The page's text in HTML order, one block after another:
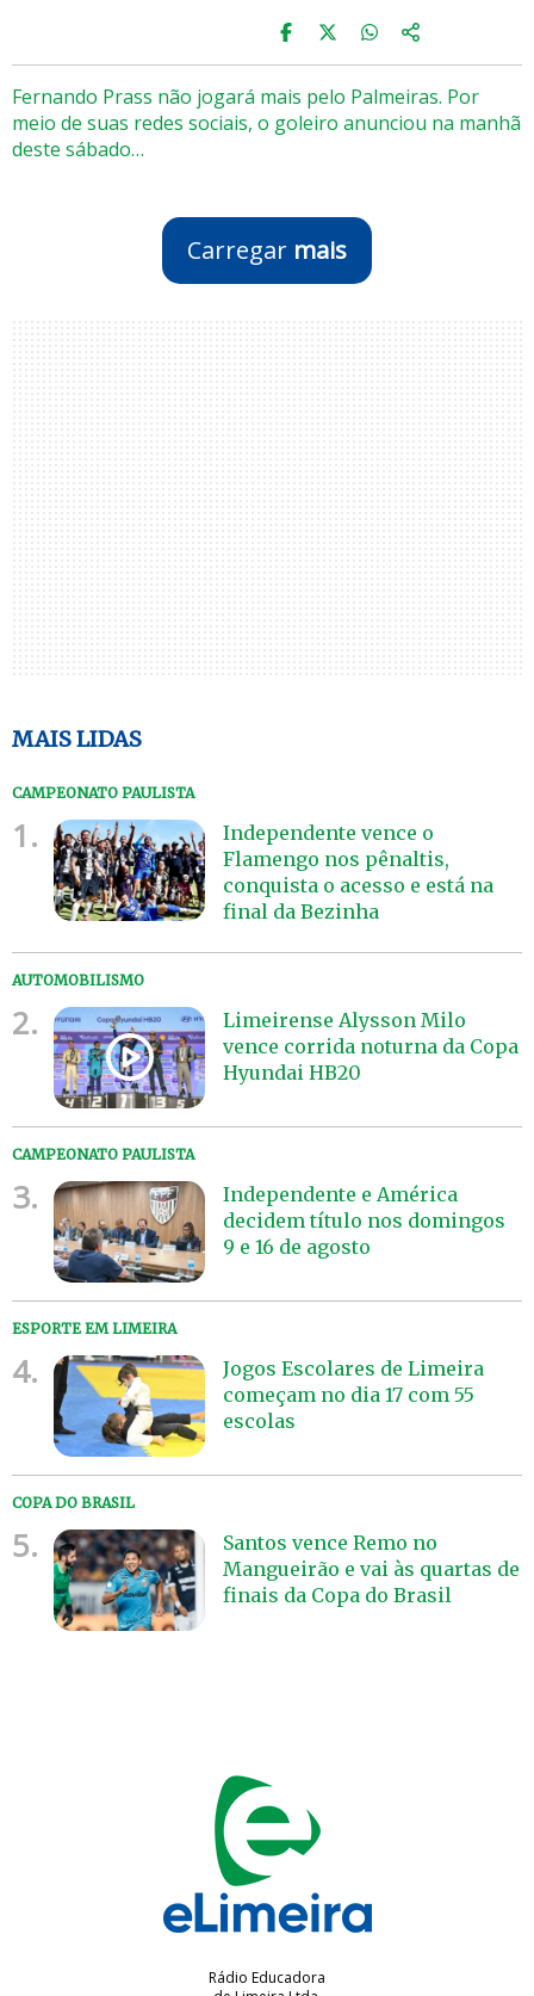
Fernando Prass não jogará mais pelo Palmeiras. Por
meio de suas redes sociais, o goleiro anunciou na manhã
deste sábado…
Carregar mais
MAIS LIDAS
CAMPEONATO PAULISTA
1.
Independente vence o
Flamengo nos pênaltis,
conquista o acesso e está na
final da Bezinha
AUTOMOBILISMO
2.
Limeirense Alysson Milo
vence corrida noturna da Copa
Hyundai HB20
CAMPEONATO PAULISTA
3.
Independente e América
decidem título nos domingos
9 e 16 de agosto
ESPORTE EM LIMEIRA
4.
Jogos Escolares de Limeira
começam no dia 17 com 55
escolas
COPA DO BRASIL
5.
Santos vence Remo no
Mangueirão e vai às quartas de
finais da Copa do Brasil
Rádio Educadora